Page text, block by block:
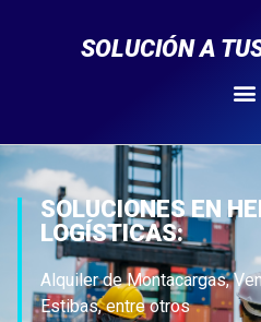
SOLUCIÓN A
SOLUCIONES EN
LOGÍSTICAS:
Alquiler de Montacargas,
Estibas, entre otros